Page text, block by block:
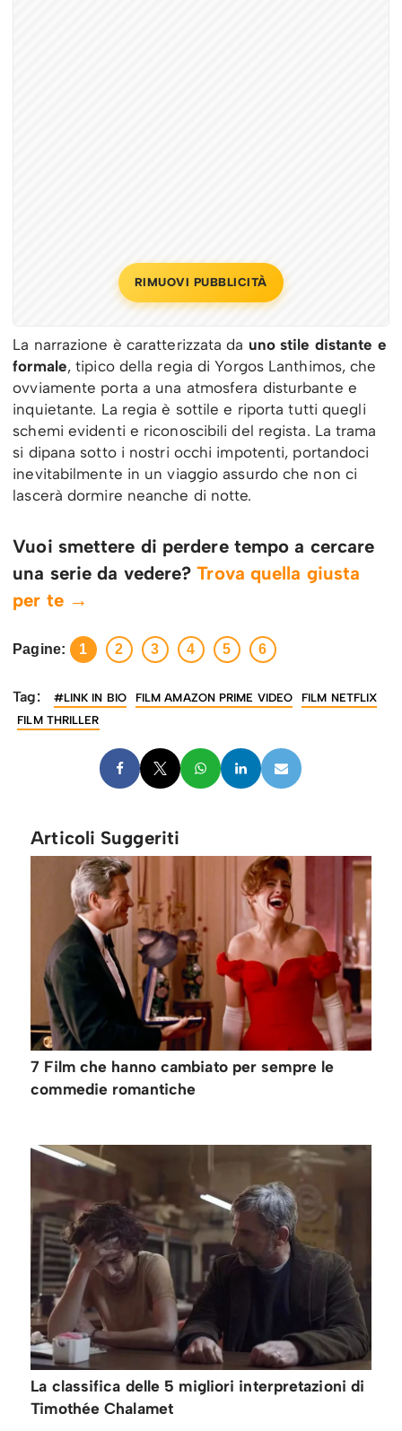
RIMUOVI PUBBLICITÀ
La narrazione è caratterizzata da uno stile distante e
formale, tipico della regia di Yorgos Lanthimos, che
ovviamente porta a una atmosfera disturbante e
inquietante. La regia è sottile e riporta tutti quegli
schemi evidenti e riconoscibili del regista. La trama
si dipana sotto i nostri occhi impotenti, portandoci
inevitabilmente in un viaggio assurdo che non ci
lascerà dormire neanche di notte.
Vuoi smettere di perdere tempo a cercare
una serie da vedere?Trova quella giusta
per te →
Pagine: 1 2 3 4 5 6
Tag: #LINK IN BIO FILM AMAZON PRIME VIDEO
FILM NETFLIX
FILM THRILLER
Articoli Suggeriti
7 Film che hanno cambiato per sempre le
commedie romantiche
La classifica delle 5 migliori interpretazioni di
Timothée Chalamet